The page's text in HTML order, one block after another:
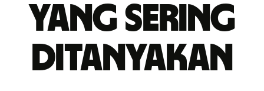
yang sering
ditanyakan